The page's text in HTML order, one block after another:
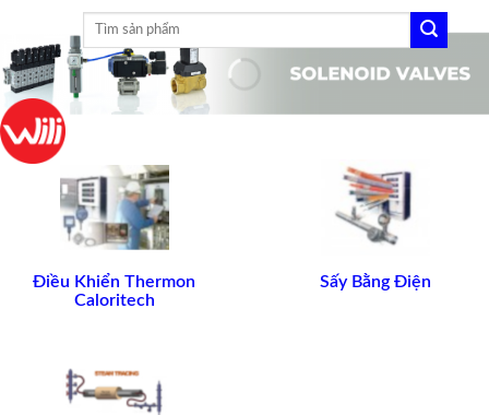
content
Tìm
Điều Khiển Thermon
Caloritech
Sấy Bằng Điện